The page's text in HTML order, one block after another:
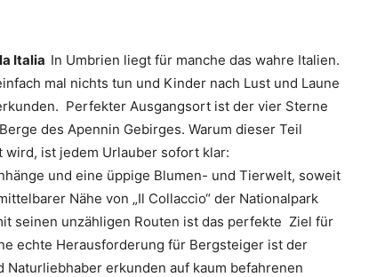
Italia In Umbrien liegt für manche das wahre Italien.
mal nichts tun und Kinder nach Lust und Laune
Perfekter Ausgangsort ist der vier Sterne
des Apennin Gebirges. Warum dieser Teil
wird, ist jedem Urlauber sofort klar:
und eine üppige Blumen- und Tierwelt, soweit
Nähe von „Il Collaccio“ der Nationalpark
seinen unzähligen Routen ist das perfekte Ziel für
echte Herausforderung für Bergsteiger ist der
erkunden auf kaum befahrenen